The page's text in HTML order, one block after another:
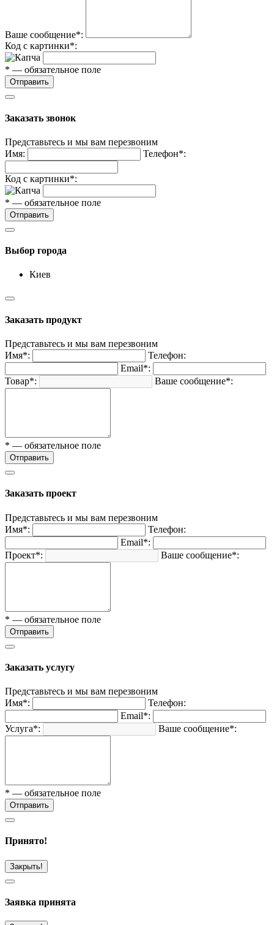
Ваше сообщение*:
Код с картинки*:
* — обязательное поле
Отправить
Заказать звонок
Представьтесь и мы вам перезвоним
Имя:
Телефон*:
Код с картинки*:
* — обязательное поле
Отправить
Выбор города
Киев
Заказать продукт
Представьтесь и мы вам перезвоним
Имя*:
Телефон:
Email*:
Товар*:
Ваше сообщение*:
* — обязательное поле
Отправить
Заказать проект
Представьтесь и мы вам перезвоним
Имя*:
Телефон:
Email*:
Проект*:
Ваше сообщение*:
* — обязательное поле
Отправить
Заказать услугу
Представьтесь и мы вам перезвоним
Имя*:
Телефон:
Email*:
Услуга*:
Ваше сообщение*:
* — обязательное поле
Отправить
Принято!
Закрыть!
Заявка принята